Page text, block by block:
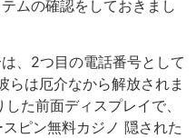
ムの確認をしておきまし
、2つ目の電話番号として
らは厄介なから解放されま
た前面ディスプレイで、
ピン無料カジノ 隠された